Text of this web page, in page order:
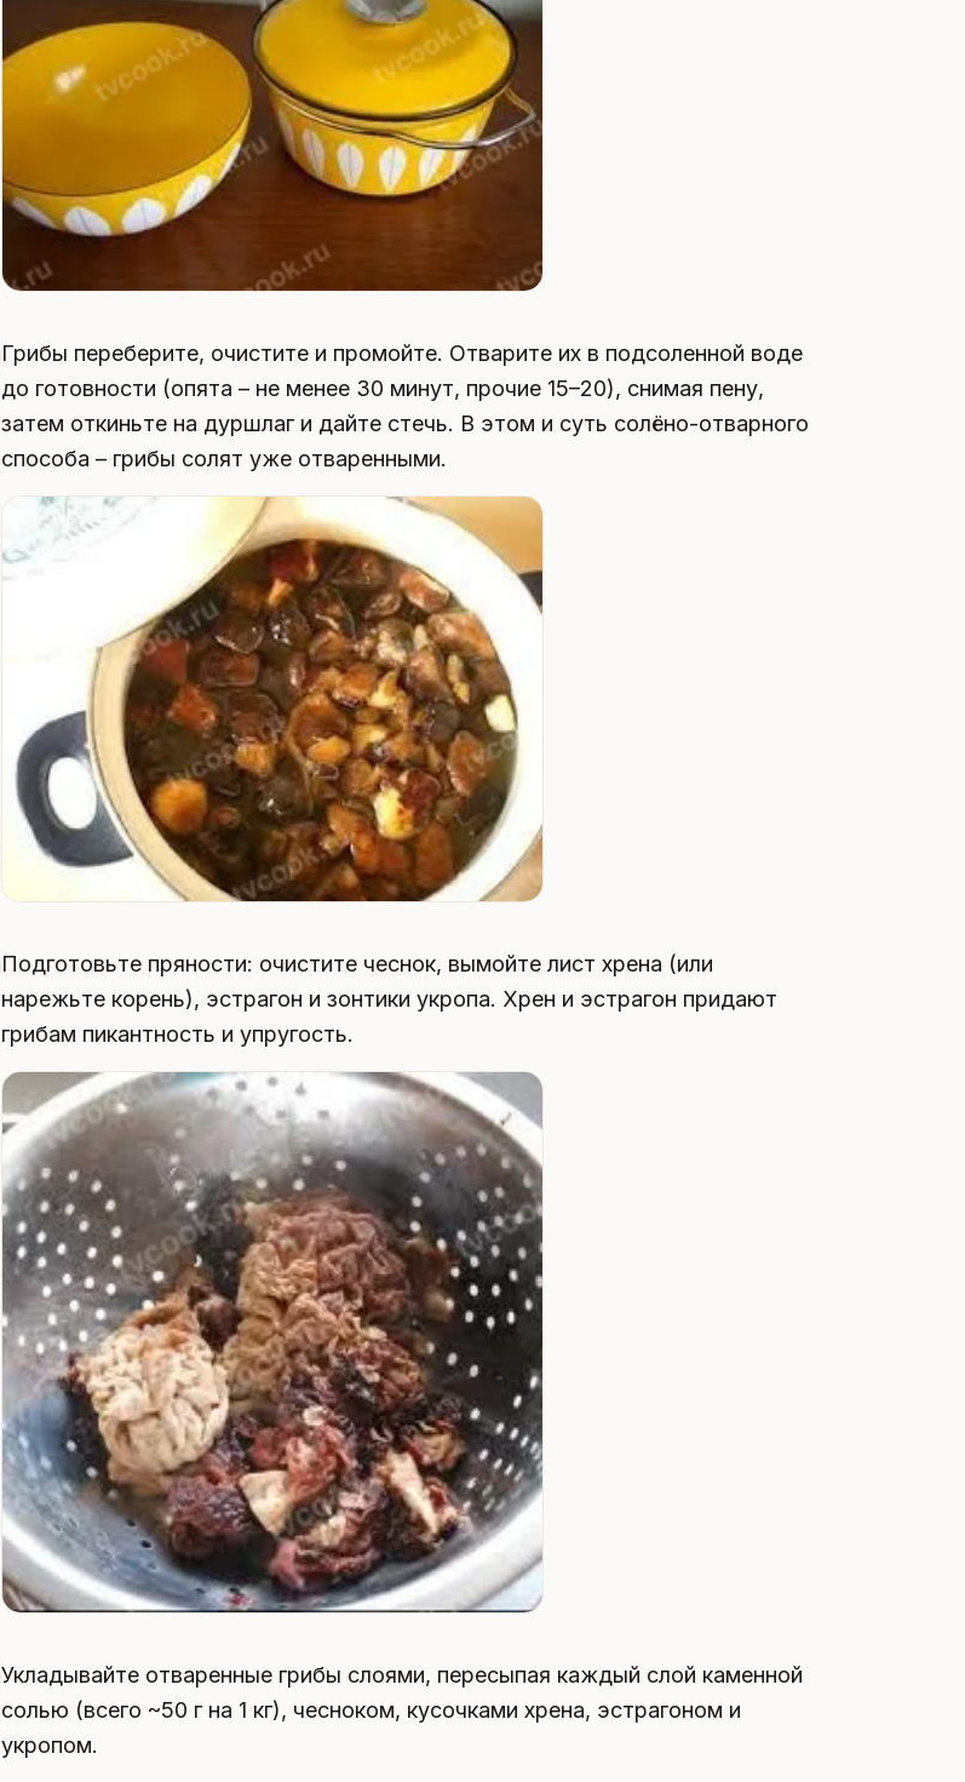
Грибы переберите, очистите и промойте. Отварите их в подсоленной воде
до готовности (опята – не менее 30 минут, прочие 15–20), снимая пену,
затем откиньте на дуршлаг и дайте стечь. В этом и суть солёно-отварного
способа – грибы солят уже отваренными.
Подготовьте пряности: очистите чеснок, вымойте лист хрена (или
нарежьте корень), эстрагон и зонтики укропа. Хрен и эстрагон придают
грибам пикантность и упругость.
Укладывайте отваренные грибы слоями, пересыпая каждый слой каменной
солью (всего ~50 г на 1 кг), чесноком, кусочками хрена, эстрагоном и
укропом.